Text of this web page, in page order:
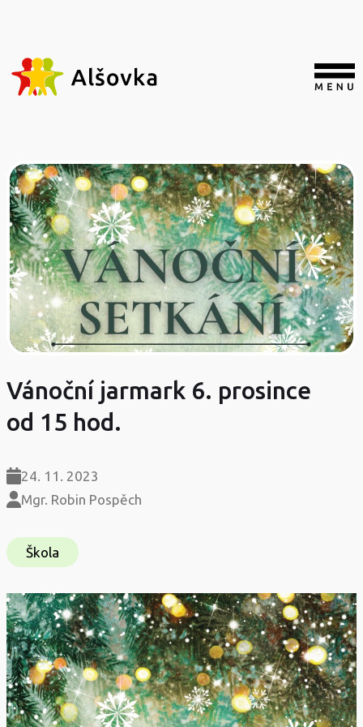
Vánoční jarmark 6. prosince
od 15 hod.
24. 11. 2023
Mgr. Robin Pospěch
Škola